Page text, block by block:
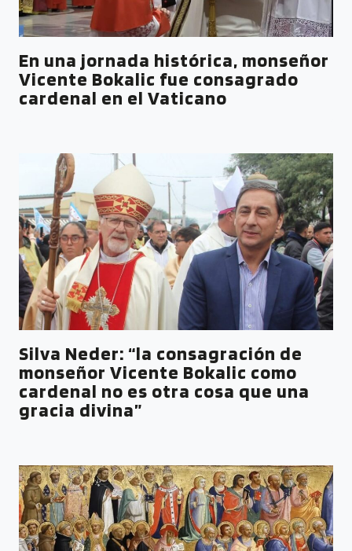
En una jornada histórica, monseñor
Vicente Bokalic fue consagrado
cardenal en el Vaticano
Silva Neder: “la consagración de
monseñor Vicente Bokalic como
cardenal no es otra cosa que una
gracia divina”